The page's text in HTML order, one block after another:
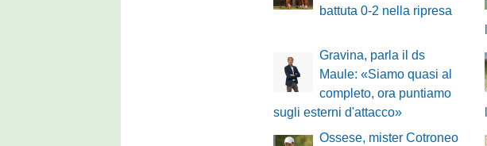
battuta 0-2 nella ripresa
Gravina, parla il ds
Maule: «Siamo quasi al
completo, ora puntiamo
sugli esterni d'attacco»
Ossese, mister Cotroneo